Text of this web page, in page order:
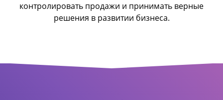
контролировать продажи и принимать верные
решения в развитии бизнеса.